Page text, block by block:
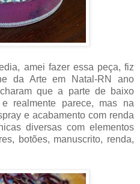
amei fazer essa peça, fiz
da Arte em Natal-RN ano
que a parte de baixo
realmente parece, mas na
e acabamento com renda
diversas com elementos
botões, manuscrito, renda,